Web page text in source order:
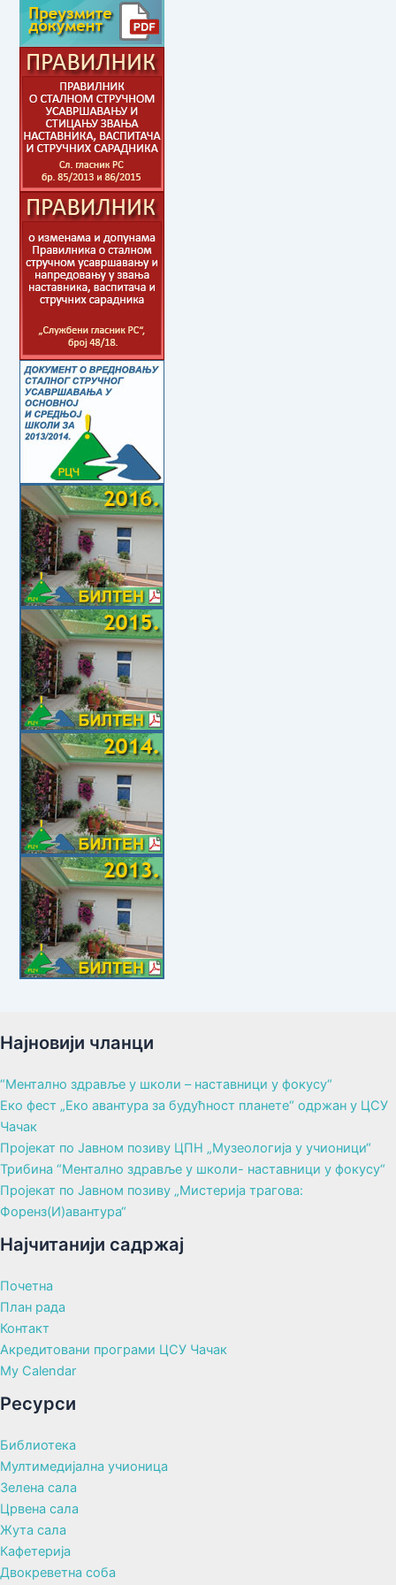
Најновији чланци
“Ментално здравље у школи – наставници у фокусу“
Еко фест „Еко авантура за будућност планете“ одржан у ЦСУ
Чачак
Пројекат по Јавном позиву ЦПН „Музеологија у учионици“
Трибина “Ментално здравље у школи- наставници у фокусу“
Пројекат по Јавном позиву „Мистерија трагова:
Форенз(И)авантура“
Најчитанији садржај
Почетна
План рада
Контакт
Акредитовани програми ЦСУ Чачак
My Calendar
Ресурси
Библиотека
Мултимедијална учионица
Зелена сала
Црвена сала
Жута сала
Кафетерија
Двокреветна соба